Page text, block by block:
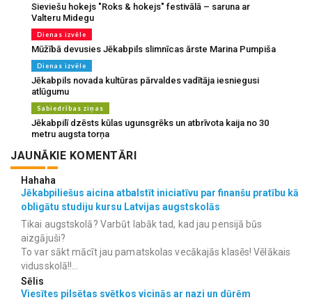
Sieviešu hokejs "Roks & hokejs" festivālā – saruna ar
Valteru Midegu
Dienas izvēle
Mūžībā devusies Jēkabpils slimnīcas ārste Marina Pumpiša
Dienas izvēle
Jēkabpils novada kultūras pārvaldes vadītāja iesniegusi
atlūgumu
Sabiedrības ziņas
Jēkabpilī dzēsts kūlas ugunsgrēks un atbrīvota kaija no 30
metru augsta torņa
JAUNĀKIE KOMENTĀRI
Hahaha
Jēkabpiliešus aicina atbalstīt iniciatīvu par finanšu pratību kā
obligātu studiju kursu Latvijas augstskolās
Tikai augstskolā? Varbūt labāk tad, kad jau pensijā būs
aizgājuši?
To var sākt mācīt jau pamatskolas vecākajās klasēs! Vēlākais
vidusskolā!!...
Sēlis
Viesītes pilsētas svētkos vicinās ar nazi un dūrēm